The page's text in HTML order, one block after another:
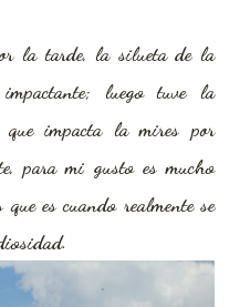
la tarde, la silueta de la
luego tuve la
que impacta la mires por
para mi gusto es mucho
es cuando realmente se